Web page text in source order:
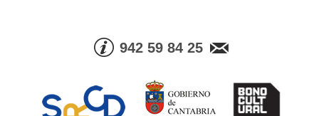
942 59 84 25